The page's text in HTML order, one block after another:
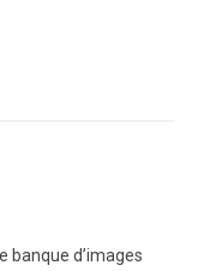
banque d’images